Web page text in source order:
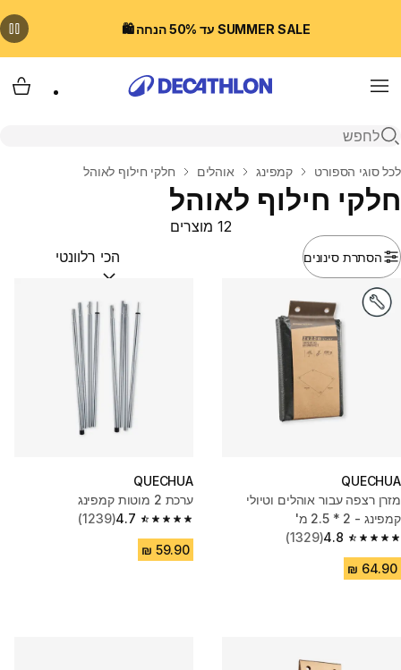
SUMMER SALE עד 50% הנחה 🛍️
Menu
פתיחת חיפוש
בית
לכל סוגי הספורט קמפינג אוהלים חלקי חילוף לאוהל
חלקי חילוף לאוהל
הסתרת סינונים
12 מוצרים
מיין לפי:(optional)
QUECHUA
מזרן רצפה עבור אוהלים וטיולי
קמפינג - 2 * 2.5 מ'
4.8
4.8 out of 5 stars from 1329 reviews
(1329)
QUECHUA
ערכת 2 מוטות קמפינג
4.7
4.7 out of 5 stars from 1239 reviews
(1239)